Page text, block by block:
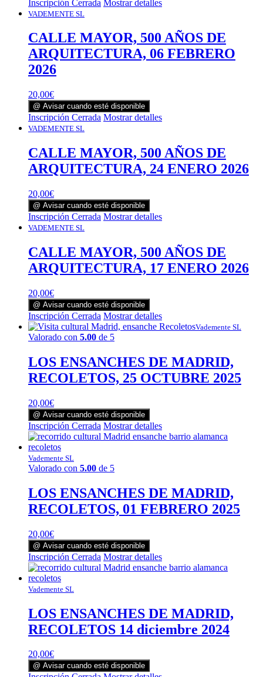
Inscripción Cerrada Mostrar detalles
VADEMENTE SL
CALLE MAYOR, 500 AÑOS DE
ARQUITECTURA, 06 FEBRERO
2026
20,00€
@ Avisar cuando esté disponible
Inscripción Cerrada Mostrar detalles
VADEMENTE SL
CALLE MAYOR, 500 AÑOS DE
ARQUITECTURA, 24 ENERO 2026
20,00€
@ Avisar cuando esté disponible
Inscripción Cerrada Mostrar detalles
VADEMENTE SL
CALLE MAYOR, 500 AÑOS DE
ARQUITECTURA, 17 ENERO 2026
20,00€
@ Avisar cuando esté disponible
Inscripción Cerrada Mostrar detalles
Vademente SL
Valorado con 5.00 de 5
LOS ENSANCHES DE MADRID,
RECOLETOS, 25 OCTUBRE 2025
20,00€
@ Avisar cuando esté disponible
Inscripción Cerrada Mostrar detalles
Vademente SL
Valorado con 5.00 de 5
LOS ENSANCHES DE MADRID,
RECOLETOS, 01 FEBRERO 2025
20,00€
@ Avisar cuando esté disponible
Inscripción Cerrada Mostrar detalles
Vademente SL
LOS ENSANCHES DE MADRID,
RECOLETOS 14 diciembre 2024
20,00€
@ Avisar cuando esté disponible